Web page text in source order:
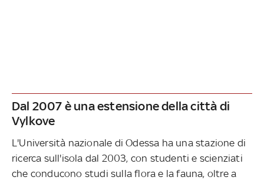
Dal 2007 è una estensione della città di
Vylkove
L'Università nazionale di Odessa ha una stazione di
ricerca sull'isola dal 2003, con studenti e scienziati
che conducono studi sulla flora e la fauna, oltre a